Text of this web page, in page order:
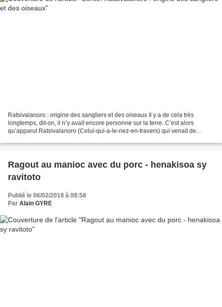
Ratsivalanoro : origine des sangliers et des oiseaux Il y a de cela très
longtemps, dit-on, il n’y avait encore personne sur la terre. C’est alors
qu’apparut Ratsivalanoro (Celui-qui-a-le-nez-en-travers) qui venait de
Ragout au manioc avec du porc - henakisoa sy
ravitoto
Publié le 06/02/2018 à 08:58
Par Alain GYRE